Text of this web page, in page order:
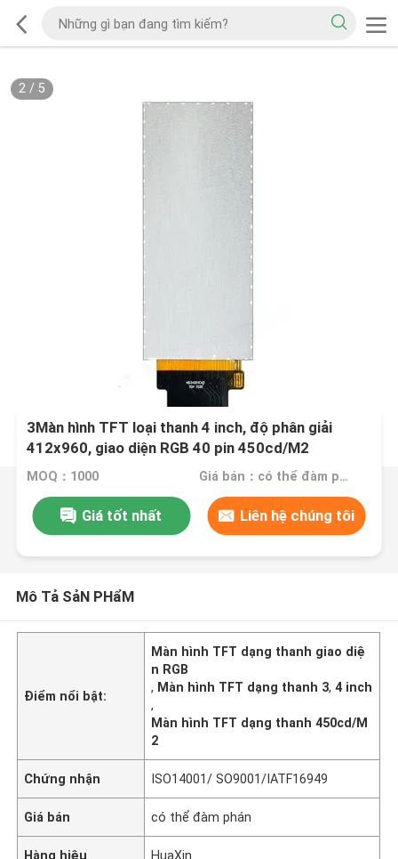
2/ 5
3Màn hình TFT loại thanh 4 inch, độ phân giải
412x960, giao diện RGB 40 pin 450cd/M2
MOQ：1000 Giá bán：có thể đàm phán
Giá tốt nhất Liên hệ chúng tôi
Mô Tả SảN PHẩM
Điểm nổi bật:
Màn hình TFT dạng thanh giao diệ
n RGB
, Màn hình TFT dạng thanh 3,4 inch
,
Màn hình TFT dạng thanh 450cd/M
2
Chứng nhận ISO14001/ SO9001/IATF16949
Giá bán có thể đàm phán
Hàng hiệu HuaXin